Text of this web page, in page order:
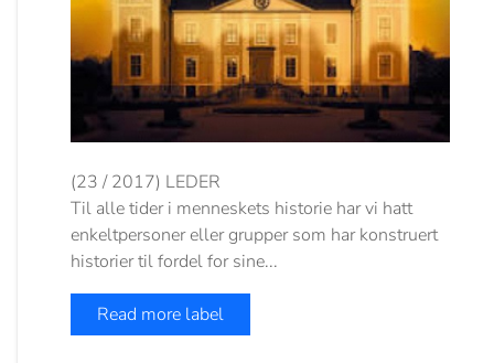
(23 / 2017) LEDER
Til alle tider i menneskets historie har vi hatt
enkeltpersoner eller grupper som har konstruert
historier til fordel for sine...
Read more label